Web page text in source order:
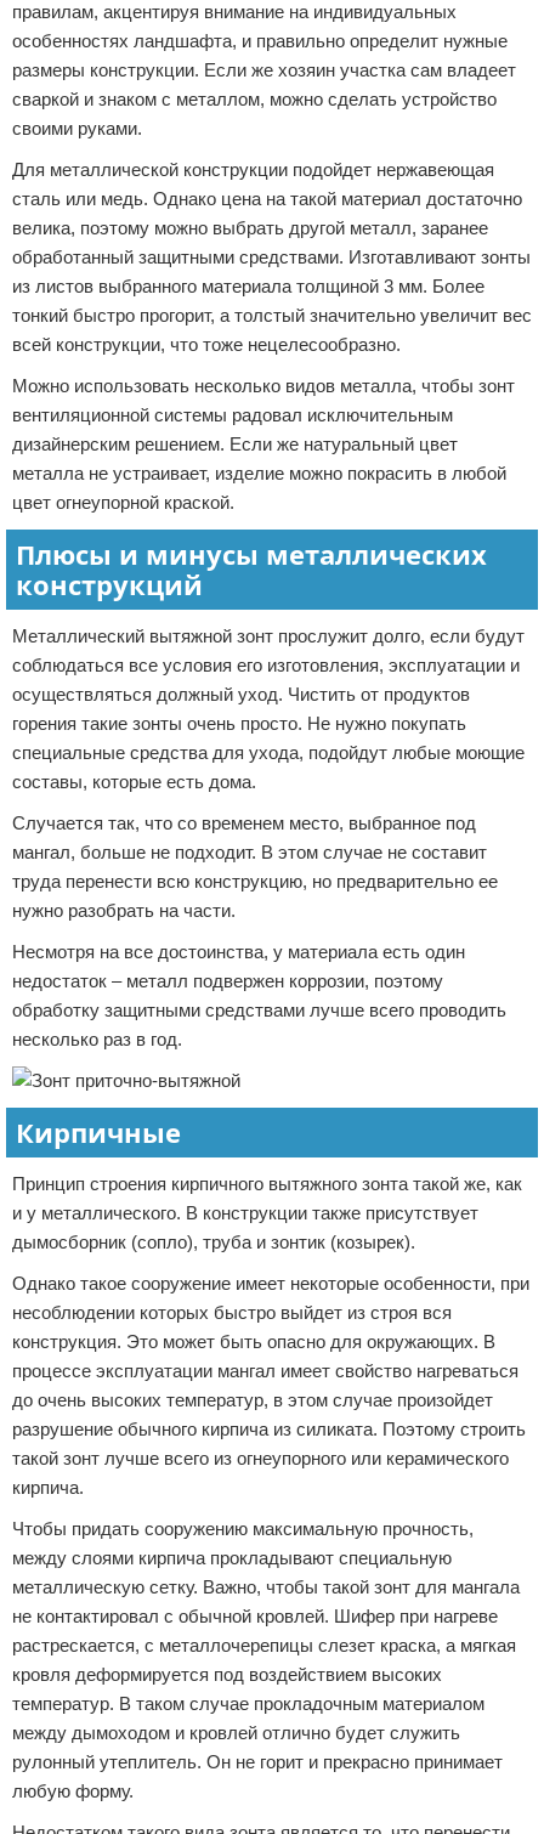
правилам, акцентируя внимание на индивидуальных
особенностях ландшафта, и правильно определит нужные
размеры конструкции. Если же хозяин участка сам владеет
сваркой и знаком с металлом, можно сделать устройство
своими руками.
Для металлической конструкции подойдет нержавеющая
сталь или медь. Однако цена на такой материал достаточно
велика, поэтому можно выбрать другой металл, заранее
обработанный защитными средствами. Изготавливают зонты
из листов выбранного материала толщиной 3 мм. Более
тонкий быстро прогорит, а толстый значительно увеличит вес
всей конструкции, что тоже нецелесообразно.
Можно использовать несколько видов металла, чтобы зонт
вентиляционной системы радовал исключительным
дизайнерским решением. Если же натуральный цвет
металла не устраивает, изделие можно покрасить в любой
цвет огнеупорной краской.
Плюсы и минусы металлических
конструкций
Металлический вытяжной зонт прослужит долго, если будут
соблюдаться все условия его изготовления, эксплуатации и
осуществляться должный уход. Чистить от продуктов
горения такие зонты очень просто. Не нужно покупать
специальные средства для ухода, подойдут любые моющие
составы, которые есть дома.
Случается так, что со временем место, выбранное под
мангал, больше не подходит. В этом случае не составит
труда перенести всю конструкцию, но предварительно ее
нужно разобрать на части.
Несмотря на все достоинства, у материала есть один
недостаток – металл подвержен коррозии, поэтому
обработку защитными средствами лучше всего проводить
несколько раз в год.
Кирпичные
Принцип строения кирпичного вытяжного зонта такой же, как
и у металлического. В конструкции также присутствует
дымосборник (сопло), труба и зонтик (козырек).
Однако такое сооружение имеет некоторые особенности, при
несоблюдении которых быстро выйдет из строя вся
конструкция. Это может быть опасно для окружающих. В
процессе эксплуатации мангал имеет свойство нагреваться
до очень высоких температур, в этом случае произойдет
разрушение обычного кирпича из силиката. Поэтому строить
такой зонт лучше всего из огнеупорного или керамического
кирпича.
Чтобы придать сооружению максимальную прочность,
между слоями кирпича прокладывают специальную
металлическую сетку. Важно, чтобы такой зонт для мангала
не контактировал с обычной кровлей. Шифер при нагреве
растрескается, с металлочерепицы слезет краска, а мягкая
кровля деформируется под воздействием высоких
температур. В таком случае прокладочным материалом
между дымоходом и кровлей отлично будет служить
рулонный утеплитель. Он не горит и прекрасно принимает
любую форму.